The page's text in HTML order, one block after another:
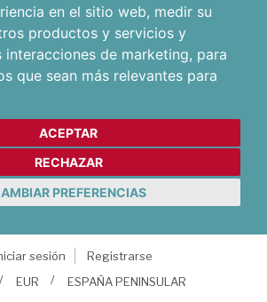
en el sitio web, medir su
productos y servicios y
interacciones de marketing, para
que sean más relevantes para
ACEPTAR
RECHAZAR
PREFERENCIAS
sesión
Registrarse
EUR ESPAÑA PENINSULAR